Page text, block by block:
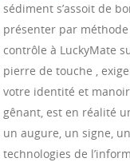
sédiment s’assoit de
présenter par
contrôle à LuckyMate
pierre de touche ,
votre identité et
gênant, est en réalité
un augure, un signe,
technologies de